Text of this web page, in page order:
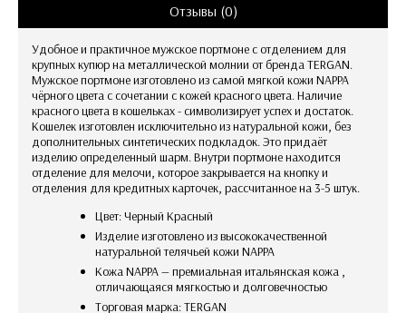
Отзывы (0)
Удобное и практичное мужское портмоне с отделением для
крупных купюр на металлической молнии от бренда TERGAN.
Мужское портмоне изготовлено из самой мягкой кожи NAPPA
чёрного цвета с сочетании с кожей красного цвета. Наличие
красного цвета в кошельках - символизирует успех и достаток.
Кошелек изготовлен исключительно из натуральной кожи, без
дополнительных синтетических подкладок. Это придаёт
изделию определенный шарм. Внутри портмоне находится
отделение для мелочи, которое закрывается на кнопку и
отделения для кредитных карточек, рассчитанное на 3-5 штук.
Цвет: Черный Красный
Изделие изготовлено из высококачественной
натуральной телячьей кожи NAPPA
Кожа NAPPA — премиальная итальянская кожа ,
отличающаяся мягкостью и долговечностью
Торговая марка: TERGAN